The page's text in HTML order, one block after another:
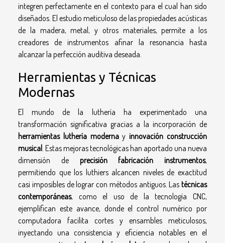
integren perfectamente en el contexto para el cual han sido
diseñados. El estudio meticuloso de las propiedades acústicas
de la madera, metal, y otros materiales, permite a los
creadores de instrumentos afinar la resonancia hasta
alcanzar la perfección auditiva deseada.
Herramientas y Técnicas
Modernas
El mundo de la luthería ha experimentado una
transformación significativa gracias a la incorporación de
herramientas luthería modernayinnovación construcción
musical . Estas mejoras tecnológicas han aportado una nueva
dimensión de precisión fabricación instrumentos,
permitiendo que los luthiers alcancen niveles de exactitud
casi imposibles de lograr con métodos antiguos. Las técnicas
contemporáneas, como el uso de la tecnología CNC,
ejemplifican este avance, donde el control numérico por
computadora facilita cortes y ensambles meticulosos,
inyectando una consistencia y eficiencia notables en el